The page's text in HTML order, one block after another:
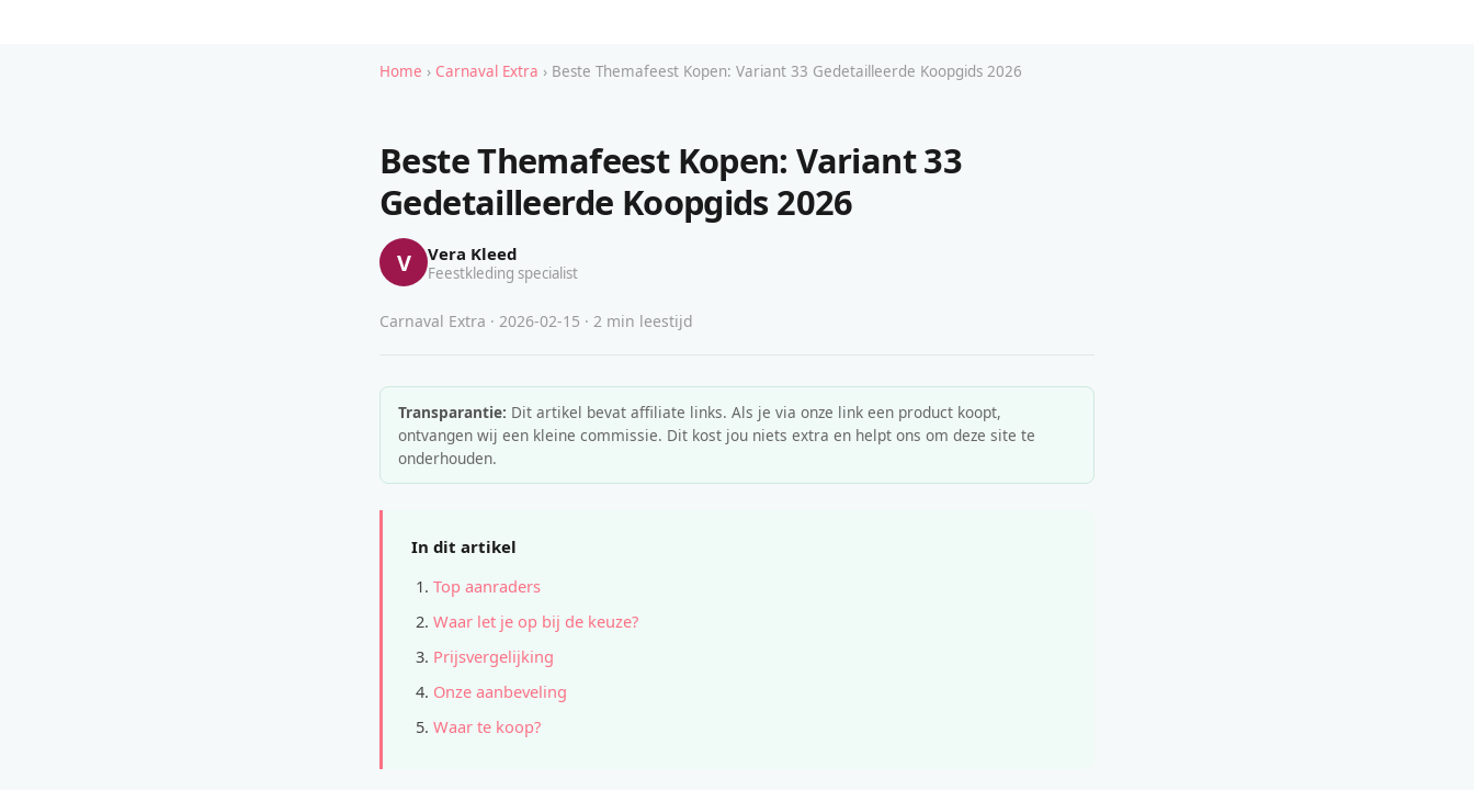
Home › Carnaval Extra › Beste Themafeest Kopen: Variant 33 Gedetailleerde Koopgids 2026
Beste Themafeest Kopen: Variant 33
Gedetailleerde Koopgids 2026
V Vera Kleed
Feestkleding specialist
Carnaval Extra · 2026-02-15 · 2 min leestijd
Transparantie: Dit artikel bevat affiliate links. Als je via onze link een product koopt,
ontvangen wij een kleine commissie. Dit kost jou niets extra en helpt ons om deze site te
onderhouden.
In dit artikel
Top aanraders
Waar let je op bij de keuze?
Prijsvergelijking
Onze aanbeveling
Waar te koop?